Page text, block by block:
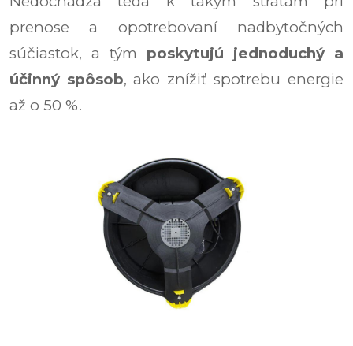
prenose a opotrebovaní nadbytočných
súčiastok, a tým poskytujú jednoduchý a
účinný spôsob, ako znížiť spotrebu energie
až o 50 %.